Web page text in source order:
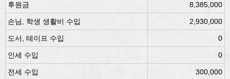
후원금 8,385,000
손님, 학생 생활비 수입 2,930,000
도서, 테이프 수입 0
인세 수입 0
전세 수입 300,000